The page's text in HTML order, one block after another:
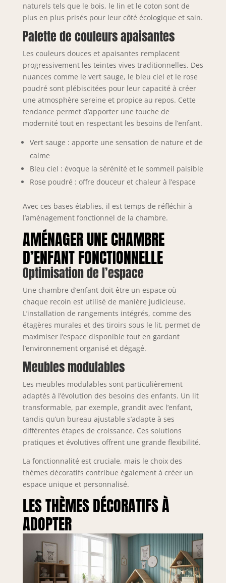
naturels tels que le bois, le lin et le coton sont de
plus en plus prisés pour leur côté écologique et sain.
Palette de couleurs apaisantes
Les couleurs douces et apaisantes remplacent
progressivement les teintes vives traditionnelles. Des
nuances comme le vert sauge, le bleu ciel et le rose
poudré sont plébiscitées pour leur capacité à créer
une atmosphère sereine et propice au repos. Cette
tendance permet d’apporter une touche de
modernité tout en respectant les besoins de l’enfant.
Vert sauge : apporte une sensation de nature et de
calme
Bleu ciel : évoque la sérénité et le sommeil paisible
Rose poudré : offre douceur et chaleur à l’espace
Avec ces bases établies, il est temps de réfléchir à
l’aménagement fonctionnel de la chambre.
AMÉNAGER UNE CHAMBRE
D’ENFANT FONCTIONNELLE
Optimisation de l’espace
Une chambre d’enfant doit être un espace où
chaque recoin est utilisé de manière judicieuse.
L’installation de rangements intégrés, comme des
étagères murales et des tiroirs sous le lit, permet de
maximiser l’espace disponible tout en gardant
l’environnement organisé et dégagé.
Meubles modulables
Les meubles modulables sont particulièrement
adaptés à l’évolution des besoins des enfants. Un lit
transformable, par exemple, grandit avec l’enfant,
tandis qu’un bureau ajustable s’adapte à ses
différentes étapes de croissance. Ces solutions
pratiques et évolutives offrent une grande flexibilité.
La fonctionnalité est cruciale, mais le choix des
thèmes décoratifs contribue également à créer un
espace unique et personnalisé.
LES THÈMES DÉCORATIFS À
ADOPTER